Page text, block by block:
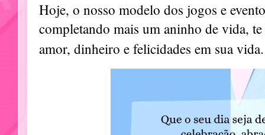
Hoje, o nosso modelo dos jogos e
completando mais um aninho de vida,
amor, dinheiro e felicidades em sua